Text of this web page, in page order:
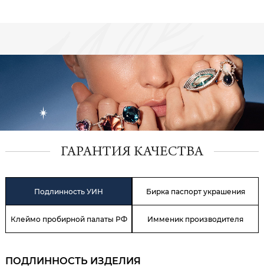
ГАРАНТИЯ КАЧЕСТВА
Подлинность УИН Бирка паспорт украшения
Клеймо пробирной палаты РФ Имменик производителя
ПОДЛИННОСТЬ ИЗДЕЛИЯ